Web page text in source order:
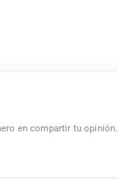
en compartir tu